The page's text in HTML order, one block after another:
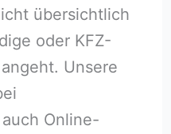
übersichtlich
oder KFZ-
Unsere
Online-